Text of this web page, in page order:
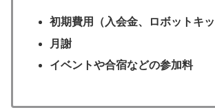
初期費用（入会金、ロボットキッ
月謝
イベントや合宿などの参加料